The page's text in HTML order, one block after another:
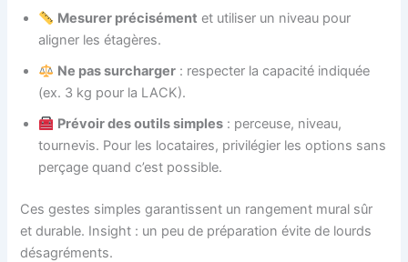
Mesurer précisément et utiliser un niveau pour
aligner les étagères.
Ne pas surcharger : respecter la capacité indiquée
(ex. 3 kg pour la LACK).
Prévoir des outils simples : perceuse, niveau,
tournevis. Pour les locataires, privilégier les options sans
perçage quand c’est possible.
Ces gestes simples garantissent un rangement mural sûr
et durable. Insight : un peu de préparation évite de lourds
désagréments.